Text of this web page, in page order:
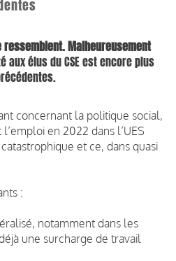
Malheureusement
aux élus du CSE est encore plus
concernant la politique social,
en 2022 dans l’UES
et ce, dans quasi
:
notamment dans les
une surcharge de travail